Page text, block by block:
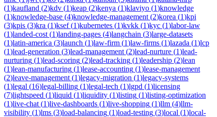
(1)kaufland (2)kdv (1)keap (2)kenya (1)klaviyo (1)knowledge
(1)knowledge-base (4)knowledge-management (2)korea (1)kpi
(3)kpis (3)kra (1)ksef(1)kubernetes (1)kvkk (1)kyc (1)labor-law
(1)landed-cost (1)landing-pages (4)langchain (3)large-datasets
(1)latin-america (3)launch (1)law-firm (1)law-firms (1)lazada (1)lcp
(1)lead-generation (3)lead-management (2)lead-nurture (1)lead-
nurturing (1)lead-scoring (2)lead-tracking (1)leadership (2)lean
(1)lean-manufacturing (1)lease-accounting (1)lease-management
(2)leave-management (1)legacy-migration (1)legacy-systems
(1)legal (16)legal-billing (1)legal-tech (1)lgpd (1)licensing
(7)lightspeed (1)liquid (1)liquidity (1)listing (1)listing-optimization
(1)live-chat (1)live-dashboards (1)live-shopping (1)llm (4)llm-
visibility (1)lms (3)load-balancing (1)load-testing (3)local (1)local-